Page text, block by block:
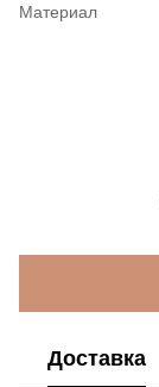
Материал
Доставка